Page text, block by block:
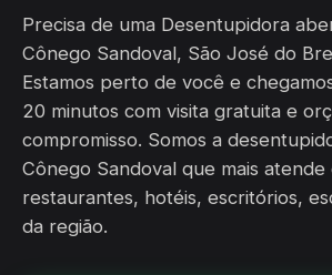
Precisa de uma Desentupidora
Cônego Sandoval, São José do
Estamos perto de você e
20 minutos com visita gratuita e
compromisso. Somos a
Cônego Sandoval que mais atende
restaurantes, hotéis, escritórios,
da região.